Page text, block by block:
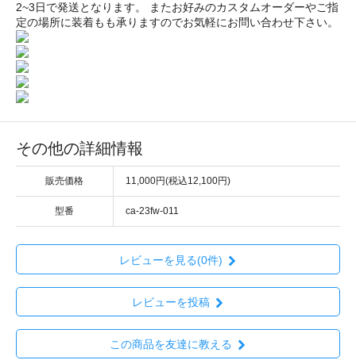
2~3日で発送となります。 またお好みのカスタムオーダーやご指
定の場所に装着もも承りますのでお気軽にお問い合わせ下さい。
その他の詳細情報
販売価格 11,000円(税込12,100円)
型番 ca-23fw-011
レビューを見る(0件)
レビューを投稿
この商品を友達に教える